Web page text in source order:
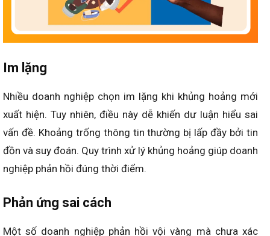
Im lặng
Nhiều doanh nghiệp chọn im lặng khi khủng hoảng mới
xuất hiện. Tuy nhiên, điều này dễ khiến dư luận hiểu sai
vấn đề. Khoảng trống thông tin thường bị lấp đầy bởi tin
đồn và suy đoán. Quy trình xử lý khủng hoảng giúp doanh
nghiệp phản hồi đúng thời điểm.
Phản ứng sai cách
Một số doanh nghiệp phản hồi vội vàng mà chưa xác